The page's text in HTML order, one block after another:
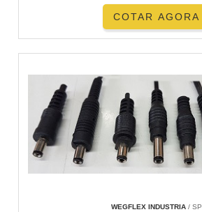
COTAR AGORA
WEGFLEX INDUSTRIA / SP